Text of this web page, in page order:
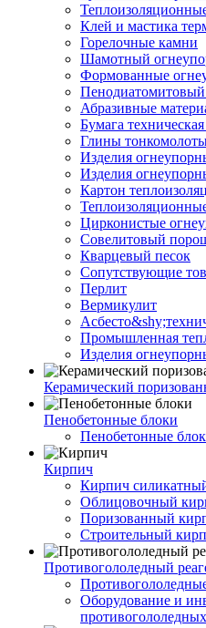
Клей и мастика
Горелочные камни
Шамотный
Формованные
Абразивные
Бумага
Глины
Изделия
Изделия
Картон
Цирконистые
Совелитовый
Кварцевый песок
Сопутствующие
Перлит
Вермикулит
Промышленная
Изделия
Керамический
Пенобетонные блоки
Пенобетонные
Кирпич
Кирпич
Облицовочный
Поризованный
Строительный
Противогололедный
Оборудование и